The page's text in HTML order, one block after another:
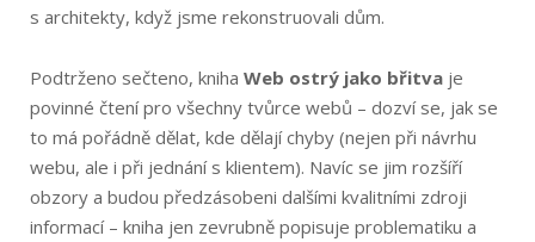
s architekty, když jsme rekonstruovali dům.
Podtrženo sečteno, kniha Web ostrý jako břitva je
povinné čtení pro všechny tvůrce webů – dozví se, jak se
to má pořádně dělat, kde dělají chyby (nejen při návrhu
webu, ale i při jednání s klientem). Navíc se jim rozšíří
obzory a budou předzásobeni dalšími kvalitními zdroji
informací – kniha jen zevrubně popisuje problematiku a